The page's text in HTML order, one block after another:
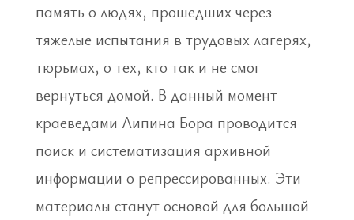
память о людях, прошедших через
тяжелые испытания в трудовых лагерях,
тюрьмах, о тех, кто так и не смог
вернуться домой. В данный момент
краеведами Липина Бора проводится
поиск и систематизация архивной
информации о репрессированных. Эти
материалы станут основой для большой